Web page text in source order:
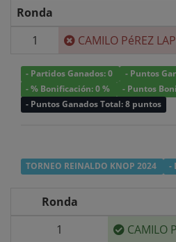
Ronda
1
CAMILO PéREZ
- Partidos Ganados: 0
- Puntos
- % Bonificación: 0 %
- Puntos
- Puntos Ganados Total: 8 puntos
TORNEO REINALDO KNOP 2024 -
Ronda
1
CAMILO